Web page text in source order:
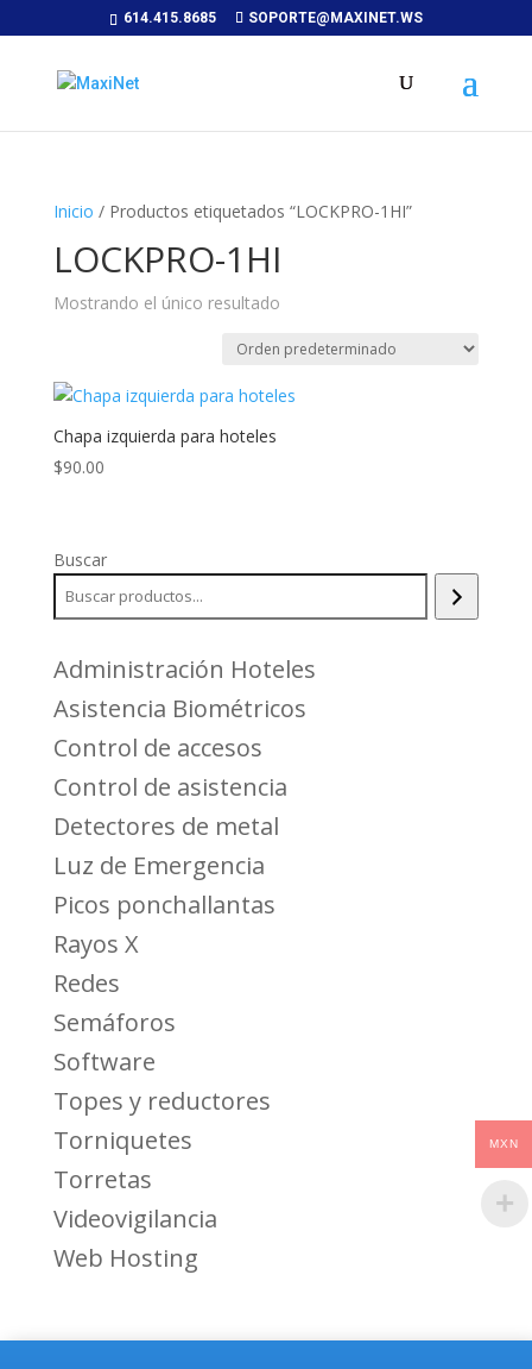
614.415.8685 SOPORTE@MAXINET.WS
Inicio / Productos etiquetados “LOCKPRO-1HI”
LOCKPRO-1HI
Mostrando el único resultado
Chapa izquierda para hoteles
$90.00
Buscar
Administración Hoteles
Asistencia Biométricos
Control de accesos
Control de asistencia
Detectores de metal
Luz de Emergencia
Picos ponchallantas
Rayos X
Redes
Semáforos
Software
Topes y reductores
Torniquetes
Torretas
Videovigilancia
Web Hosting
MXN